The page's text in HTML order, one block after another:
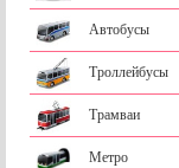
Автобусы
Троллейбусы
Трамваи
Метро